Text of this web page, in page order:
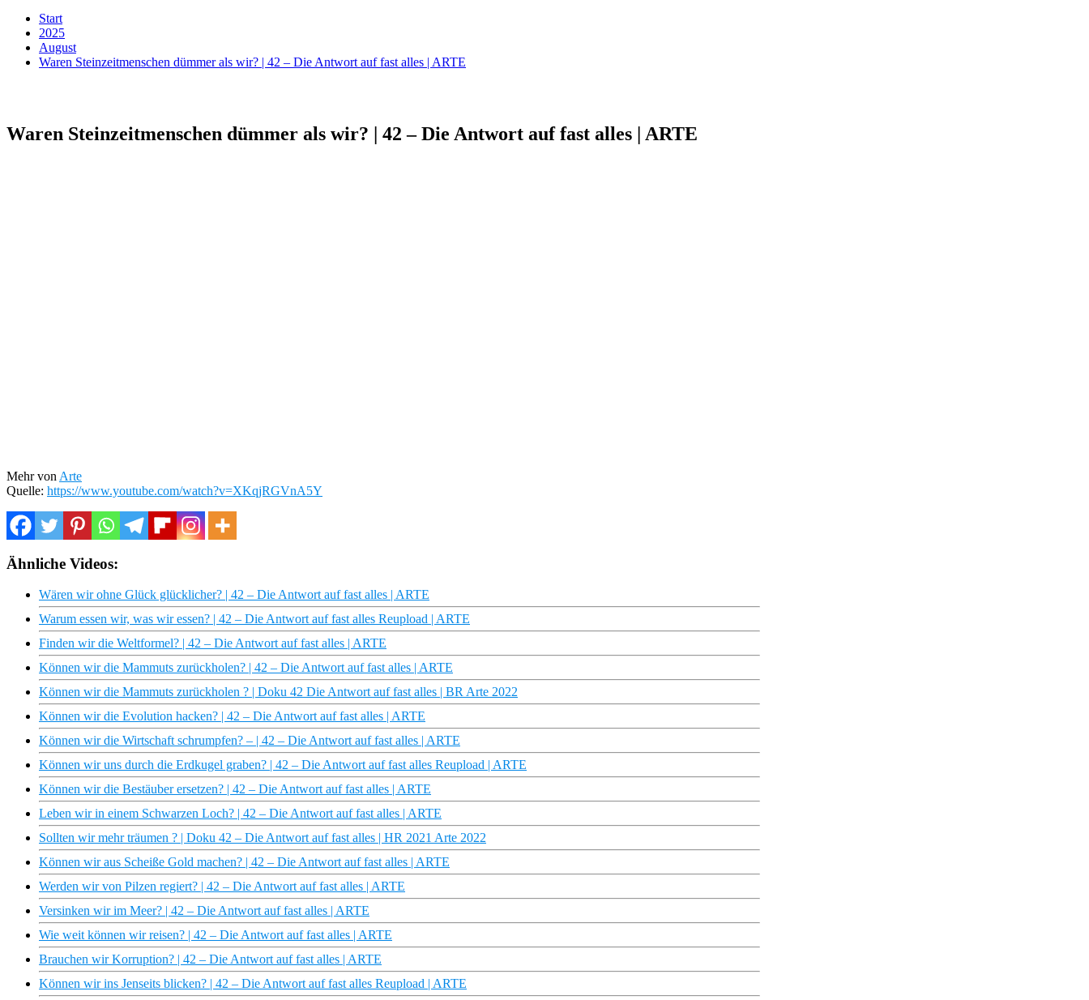
Start
2025
August
Waren Steinzeitmenschen dümmer als wir? | 42 – Die Antwort auf fast alles | ARTE
Waren Steinzeitmenschen dümmer als wir? | 42 – Die Antwort auf fast alles | ARTE
Mehr von Arte
Quelle: https://www.youtube.com/watch?v=XKqjRGVnA5Y
Ähnliche Videos:
Wären wir ohne Glück glücklicher? | 42 – Die Antwort auf fast alles | ARTE
Warum essen wir, was wir essen? | 42 – Die Antwort auf fast alles Reupload | ARTE
Finden wir die Weltformel? | 42 – Die Antwort auf fast alles | ARTE
Können wir die Mammuts zurückholen? | 42 – Die Antwort auf fast alles | ARTE
Können wir die Mammuts zurückholen ? | Doku 42 Die Antwort auf fast alles | BR Arte 2022
Können wir die Evolution hacken? | 42 – Die Antwort auf fast alles | ARTE
Können wir die Wirtschaft schrumpfen? – | 42 – Die Antwort auf fast alles | ARTE
Können wir uns durch die Erdkugel graben? | 42 – Die Antwort auf fast alles Reupload | ARTE
Können wir die Bestäuber ersetzen? | 42 – Die Antwort auf fast alles | ARTE
Leben wir in einem Schwarzen Loch? | 42 – Die Antwort auf fast alles | ARTE
Sollten wir mehr träumen ? | Doku 42 – Die Antwort auf fast alles | HR 2021 Arte 2022
Können wir aus Scheiße Gold machen? | 42 – Die Antwort auf fast alles | ARTE
Werden wir von Pilzen regiert? | 42 – Die Antwort auf fast alles | ARTE
Versinken wir im Meer? | 42 – Die Antwort auf fast alles | ARTE
Wie weit können wir reisen? | 42 – Die Antwort auf fast alles | ARTE
Brauchen wir Korruption? | 42 – Die Antwort auf fast alles | ARTE
Können wir ins Jenseits blicken? | 42 – Die Antwort auf fast alles Reupload | ARTE